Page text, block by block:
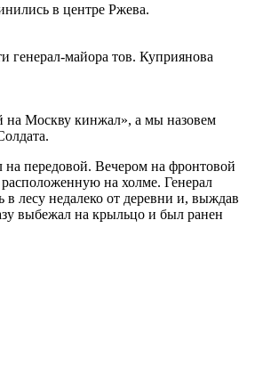
в центре Ржева.
генерал-майора тов. Куприянова
на Москву кинжал», а мы назовем
передовой. Вечером на фронтовой
на холме. Генерал
лесу недалеко от деревни и, выждав
выбежал на крыльцо и был ранен